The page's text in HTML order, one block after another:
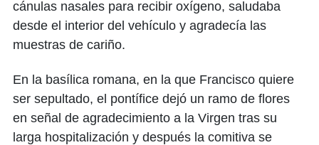
cánulas nasales para recibir oxígeno, saludaba
desde el interior del vehículo y agradecía las
muestras de cariño.
En la basílica romana, en la que Francisco quiere
ser sepultado, el pontífice dejó un ramo de flores
en señal de agradecimiento a la Virgen tras su
larga hospitalización y después la comitiva se